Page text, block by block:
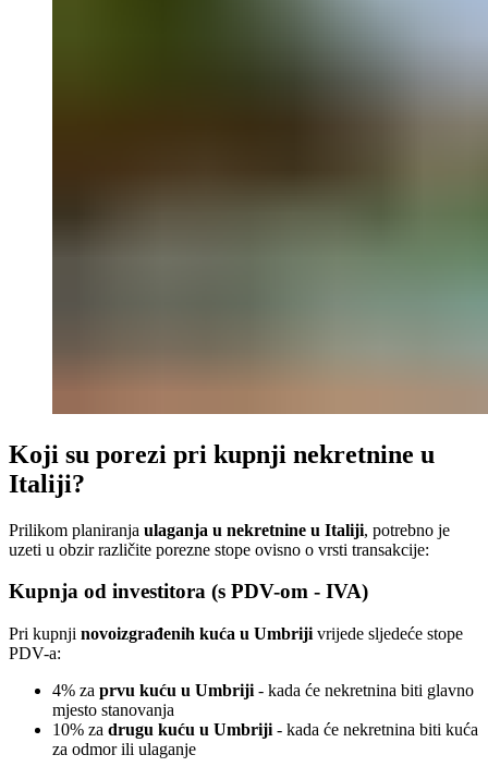
Koji su porezi pri kupnji nekretnine u
Italiji?
Prilikom planiranja ulaganja u nekretnine u Italiji, potrebno je
uzeti u obzir različite porezne stope ovisno o vrsti transakcije:
Kupnja od investitora (s PDV-om - IVA)
Pri kupnji novoizgrađenih kuća u Umbriji vrijede sljedeće stope
PDV-a:
4% za prvu kuću u Umbriji - kada će nekretnina biti glavno
mjesto stanovanja
10% za drugu kuću u Umbriji - kada će nekretnina biti kuća
za odmor ili ulaganje